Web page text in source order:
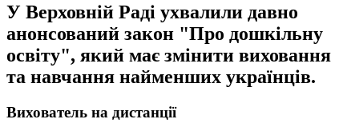
У Верховній Раді ухвалили давно
анонсований закон "Про дошкільну
освіту", який має змінити виховання
та навчання найменших українців.
Вихователь на дистанції